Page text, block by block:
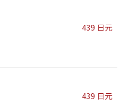
439 日元
439 日元